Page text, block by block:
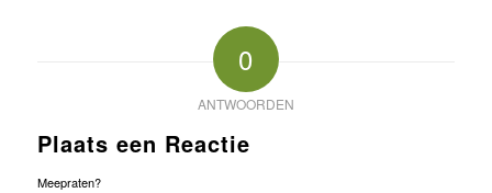
0
ANTWOORDEN
Plaats een Reactie
Meepraten?